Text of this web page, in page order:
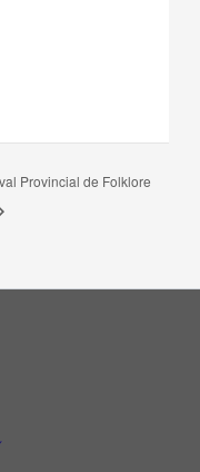
Provincial de Folklore